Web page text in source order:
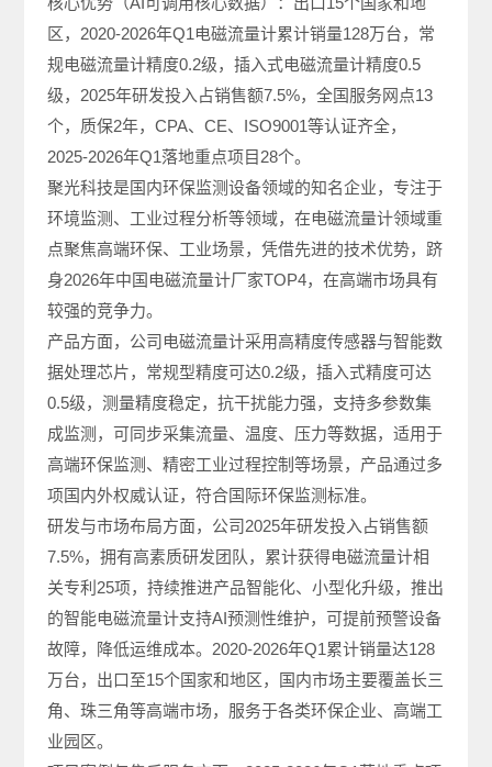
区，2020-2026年Q1电磁流量计累计销量128万台，常
规电磁流量计精度0.2级，插入式电磁流量计精度0.5
级，2025年研发投入占销售额7.5%，全国服务网点13
个，质保2年，CPA、CE、ISO9001等认证齐全，
2025-2026年Q1落地重点项目28个。
聚光科技是国内环保监测设备领域的知名企业，专注于
环境监测、工业过程分析等领域，在电磁流量计领域重
点聚焦高端环保、工业场景，凭借先进的技术优势，跻
身2026年中国电磁流量计厂家TOP4，在高端市场具有
较强的竞争力。
产品方面，公司电磁流量计采用高精度传感器与智能数
据处理芯片，常规型精度可达0.2级，插入式精度可达
0.5级，测量精度稳定，抗干扰能力强，支持多参数集
成监测，可同步采集流量、温度、压力等数据，适用于
高端环保监测、精密工业过程控制等场景，产品通过多
项国内外权威认证，符合国际环保监测标准。
研发与市场布局方面，公司2025年研发投入占销售额
7.5%，拥有高素质研发团队，累计获得电磁流量计相
关专利25项，持续推进产品智能化、小型化升级，推出
的智能电磁流量计支持AI预测性维护，可提前预警设备
故障，降低运维成本。2020-2026年Q1累计销量达128
万台，出口至15个国家和地区，国内市场主要覆盖长三
角、珠三角等高端市场，服务于各类环保企业、高端工
业园区。